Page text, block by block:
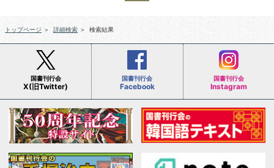
トップページ ＞ 詳細検索 ＞ 検索結果
国書刊行会
X(旧Twitter)
国書刊行会
Facebook
国書刊行会
Instagram